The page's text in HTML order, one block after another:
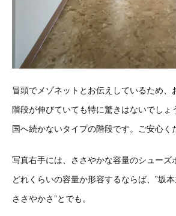
冒頭でメゾネットとお伝えしているため、
階段が伸びていても特に驚きはないでしょ
国へ続かないタイプの階段です。ご安心く
写真右手には、ささやかな容量のシューズ
どれくらいの容量か形容するならば、”坂
ささやかさ”とでも。